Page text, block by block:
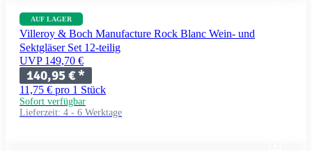
AUF LAGER
Villeroy & Boch Manufacture Rock Blanc Wein- und
Sektgläser Set 12-teilig
UVP 149,70 €
140,95 €*
11,75 € pro 1 Stück
Sofort verfügbar
Lieferzeit: 4 - 6 Werktage